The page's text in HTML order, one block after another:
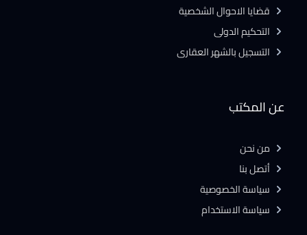
عن المكتب
من نحن
أتصل بنا
سياسة الخصوصية
سياسة الاستخدام
قضايا الاحوال الشخصية
التحكيم الدولى
التسجيل بالشهر العقارى